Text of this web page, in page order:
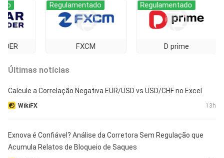
Regulamentado
D prime
Regulamentado
Últimas notícias
Calcule a Correlação Negativa EUR/USD vs USD/CHF no Excel
WikiFX 13h
Exnova é Confiável? Análise da Corretora Sem Regulação que
Acumula Relatos de Bloqueio de Saques